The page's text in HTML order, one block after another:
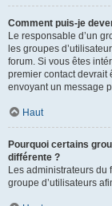
Comment puis-je
Le responsable d’un
les groupes
forum. Si vous êtes
premier contact devrait
envoyant un message
Haut
Pourquoi certains
différente ?
Les administrateurs du
groupe d’utilisateurs